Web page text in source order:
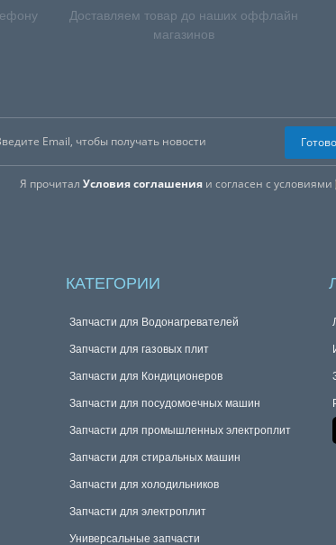
Доставляем товар до наших оффлайн
магазинов
Я прочиталУсловия соглашения и согласен с условиями
Готово
КАТЕГОРИИ
Запчасти для Водонагревателей
Запчасти для газовых плит
Запчасти для Кондиционеров
Запчасти для посудомоечных машин
Запчасти для промышленных электроплит
Запчасти для стиральных машин
Запчасти для холодильников
Запчасти для электроплит
Универсальные запчасти